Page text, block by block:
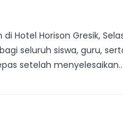
di Hotel Horison Gresik,
seluruh siswa, guru,
setelah menyelesaikan...